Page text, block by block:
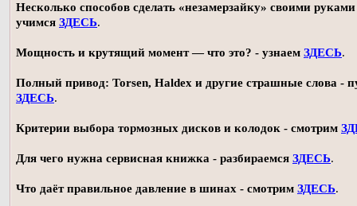
Несколько способов сделать «незамерзайку» своими
учимся ЗДЕСЬ.
Мощность и крутящий момент — что это? - узнаем ЗДЕСЬ.
Полный привод: Torsen, Haldex и другие страшные слова -
ЗДЕСЬ.
Критерии выбора тормозных дисков и колодок - смотрим
Для чего нужна сервисная книжка - разбираемся ЗДЕСЬ.
Что даёт правильное давление в шинах - смотрим ЗДЕСЬ.